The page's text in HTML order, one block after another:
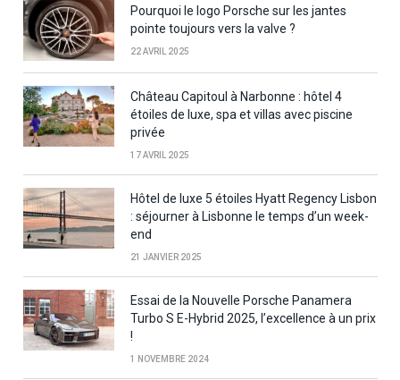
Pourquoi le logo Porsche sur les jantes
pointe toujours vers la valve ?
22 AVRIL 2025
Château Capitoul à Narbonne : hôtel 4
étoiles de luxe, spa et villas avec piscine
privée
17 AVRIL 2025
Hôtel de luxe 5 étoiles Hyatt Regency Lisbon
: séjourner à Lisbonne le temps d’un week-
end
21 JANVIER 2025
Essai de la Nouvelle Porsche Panamera
Turbo S E-Hybrid 2025, l’excellence à un prix
!
1 NOVEMBRE 2024